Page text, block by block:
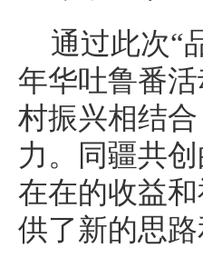
通过此次“
年华吐鲁番
村振兴相结
力。同疆共
在在的收益
供了新的思路